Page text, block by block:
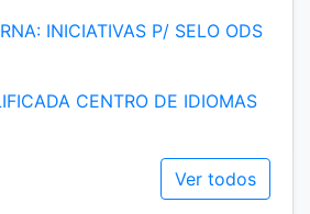
INICIATIVAS P/ SELO ODS
CENTRO DE IDIOMAS
Ver todos